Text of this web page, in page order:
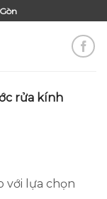
rửa kính
với lựa chọn